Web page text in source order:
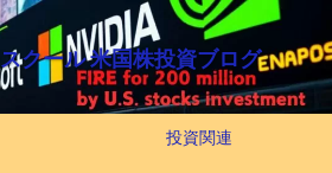
クール 米国株投資ブログ
投資関連